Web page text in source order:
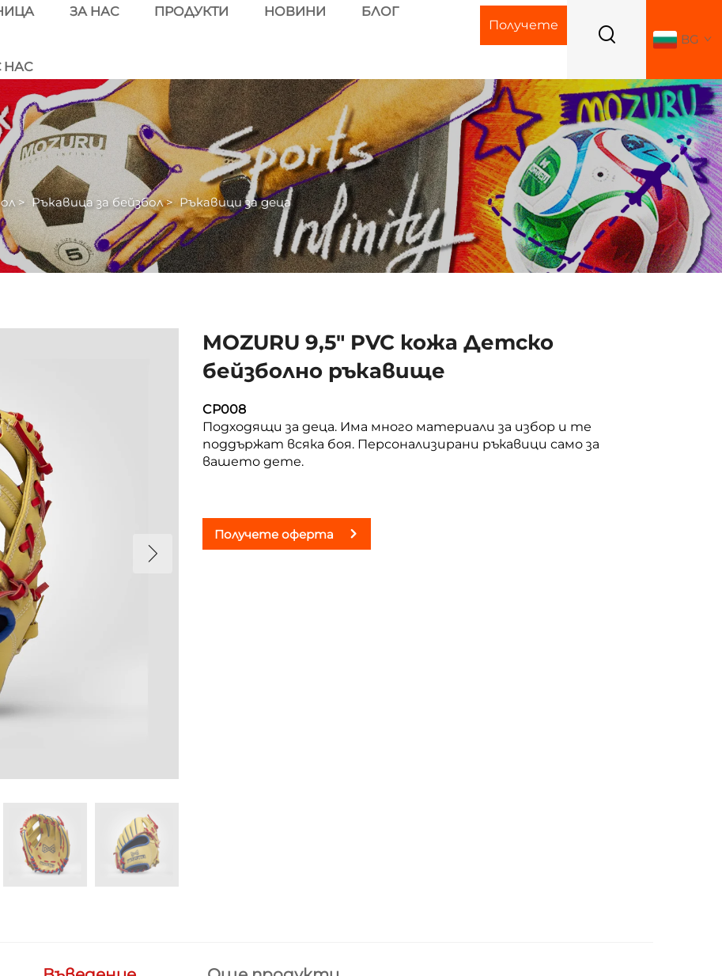
ЗА НАС ПРОДУКТИ НОВИНИ БЛОГ
НАС
Получете
BG
> Ръкавица за бейзбол>Ръкавици за деца
MOZURU 9,5" PVC кожа Детско
бейзболно ръкавище
CP008
Подходящи за деца. Има много материали за избор и те
поддържат всяка боя. Персонализирани ръкавици само за
вашето дете.
Получете оферта